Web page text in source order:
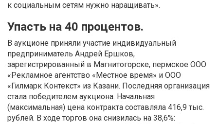
к социальным сетям нужно наращивать».
Упасть на 40 процентов.
В аукционе приняли участие индивидуальный
предприниматель Андрей Ершков,
зарегистрированный в Магнитогорске, пермское ООО
«Рекламное агентство «Местное время» и ООО
«Гилмарк Контекст» из Казани. Последняя организация
стала победителем аукциона. Начальная
(максимальная) цена контракта составляла 416,9 тыс.
рублей. В ходе торгов она снизилась на 38,6%: